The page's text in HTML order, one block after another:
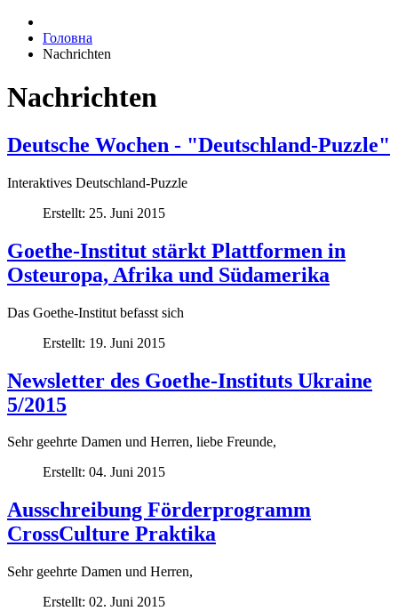
Головна
Nachrichten
Nachrichten
Deutsche Wochen - "Deutschland-Puzzle"
Interaktives Deutschland-Puzzle
Erstellt: 25. Juni 2015
Goethe-Institut stärkt Plattformen in
Osteuropa, Afrika und Südamerika
Das Goethe-Institut befasst sich
Erstellt: 19. Juni 2015
Newsletter des Goethe-Instituts Ukraine
5/2015
Sehr geehrte Damen und Herren, liebe Freunde,
Erstellt: 04. Juni 2015
Ausschreibung Förderprogramm
CrossCulture Praktika
Sehr geehrte Damen und Herren,
Erstellt: 02. Juni 2015